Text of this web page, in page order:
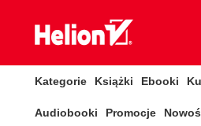
Kategorie Książki Ebooki
Audiobooki Promocje